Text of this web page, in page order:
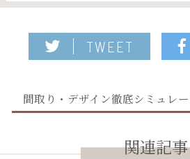
TWEET
間取り・デザイン徹底シミュレ
関連記事